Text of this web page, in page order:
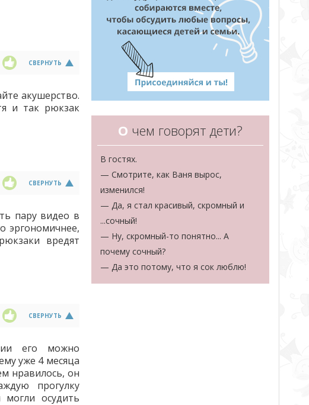
СВЕРНУТЬ
акушерство.
и так рюкзак
СВЕРНУТЬ
пару видео в
эргономичнее,
вредят
СВЕРНУТЬ
его можно
уже 4 месяца
нравилось, он
прогулку
осудить
О чем говорят дети?
В гостях.
— Смотрите, как Ваня вырос,
изменился!
— Да, я стал красивый, скромный и
...сочный!
— Ну, скромный-то понятно... А
почему сочный?
— Да это потому, что я сок люблю!